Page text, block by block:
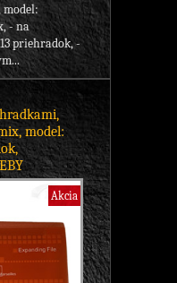
model:
- na
priehradok, -
model:
Akcia